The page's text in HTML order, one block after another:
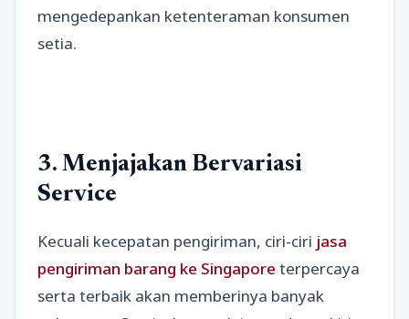
mengedepankan ketenteraman konsumen
setia.
3. Menjajakan Bervariasi
Service
Kecuali kecepatan pengiriman, ciri-ciri jasa
pengiriman barang ke Singapore terpercaya
serta terbaik akan memberinya banyak